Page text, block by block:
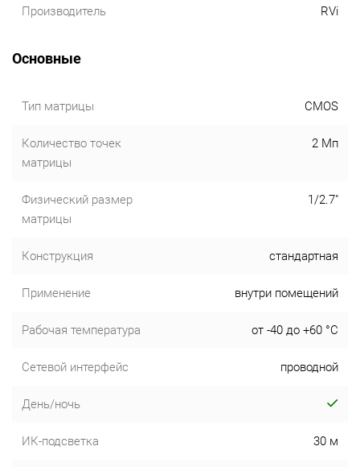
Производитель RVi
Основные
Тип матрицы CMOS
Количество точек
матрицы
2 Мп
Физический размер
матрицы
1/2.7"
Конструкция стандартная
Применение внутри помещений
Рабочая температура от -40 до +60 °С
Сетевой интерфейс проводной
День/ночь
ИК-подсветка 30 м